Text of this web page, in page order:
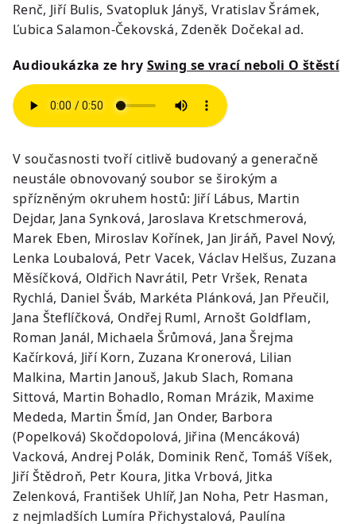
Renč, Jiří Bulis, Svatopluk Jányš, Vratislav Šrámek,
Ľubica Salamon-Čekovská, Zdeněk Dočekal ad.
Audioukázka ze hry Swing se vrací neboli O štěstí
V současnosti tvoří citlivě budovaný a generačně
neustále obnovovaný soubor se širokým a
spřízněným okruhem hostů: Jiří Lábus, Martin
Dejdar, Jana Synková, Jaroslava Kretschmerová,
Marek Eben, Miroslav Kořínek, Jan Jiráň, Pavel Nový,
Lenka Loubalová, Petr Vacek, Václav Helšus, Zuzana
Měsíčková, Oldřich Navrátil, Petr Vršek, Renata
Rychlá, Daniel Šváb, Markéta Plánková, Jan Přeučil,
Jana Šteflíčková, Ondřej Ruml, Arnošt Goldflam,
Roman Janál, Michaela Šrůmová, Jana Šrejma
Kačírková, Jiří Korn, Zuzana Kronerová, Lilian
Malkina, Martin Janouš, Jakub Slach, Romana
Sittová, Martin Bohadlo, Roman Mrázik, Maxime
Mededa, Martin Šmíd, Jan Onder, Barbora
(Popelková) Skočdopolová, Jiřina (Mencáková)
Vacková, Andrej Polák, Dominik Renč, Tomáš Víšek,
Jiří Štědroň, Petr Koura, Jitka Vrbová, Jitka
Zelenková, František Uhlíř, Jan Noha, Petr Hasman,
z nejmladších Lumíra Přichystalová, Paulína